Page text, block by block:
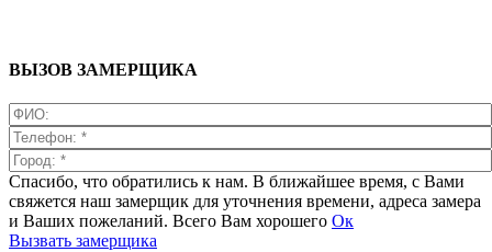
ВЫЗОВ ЗАМЕРЩИКА
Спасибо, что обратились к нам. В ближайшее время, с Вами
свяжется наш замерщик для уточнения времени, адреса замера
и Ваших пожеланий. Всего Вам хорошего Ок
Вызвать замерщика